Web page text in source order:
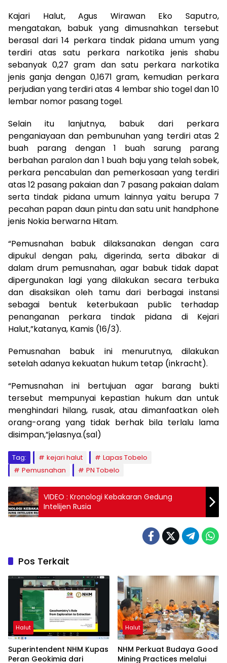
Kajari Halut, Agus Wirawan Eko Saputro,
mengatakan, babuk yang dimusnahkan tersebut
berasal dari 14 perkara tindak pidana umum yang
terdiri atas satu perkara narkotika jenis shabu
sebanyak 0,27 gram dan satu perkara narkotika
jenis ganja dengan 0,1671 gram, kemudian perkara
perjudian yang terdiri atas 4 lembar shio togel dan 10
lembar nomor pasang togel.
Selain itu lanjutnya, babuk dari perkara
penganiayaan dan pembunuhan yang terdiri atas 2
buah parang dengan 1 buah sarung parang
berbahan paralon dan 1 buah baju yang telah sobek,
perkara pencabulan dan pemerkosaan yang terdiri
atas 12 pasang pakaian dan 7 pasang pakaian dalam
serta tindak pidana umum lainnya yaitu berupa 7
pecahan papan daun pintu dan satu unit handphone
jenis Nokia berwarna Hitam.
“Pemusnahan babuk dilaksanakan dengan cara
dipukul dengan palu, digerinda, serta dibakar di
dalam drum pemusnahan, agar babuk tidak dapat
dipergunakan lagi yang dilakukan secara terbuka
dan disaksikan oleh tamu dari berbagai instansi
sebagai bentuk keterbukaan public terhadap
penanganan perkara tindak pidana di Kejari
Halut,”katanya, Kamis (16/3).
Pemusnahan babuk ini menurutnya, dilakukan
setelah adanya kekuatan hukum tetap (inkracht).
“Pemusnahan ini bertujuan agar barang bukti
tersebut mempunyai kepastian hukum dan untuk
menghindari hilang, rusak, atau dimanfaatkan oleh
orang-orang yang tidak berhak bila terlalu lama
disimpan,”jelasnya.(sal)
Tag: kejari halut
Lapas Tobelo
Pemusnahan
PN Tobelo
VIDEO : Kronologi Kebakaran Gedung
Intelijen Rusia
Pos Terkait
Halut
Superintendent NHM Kupas
Peran Geokimia dari
Halut
NHM Perkuat Budaya Good
Mining Practices melalui